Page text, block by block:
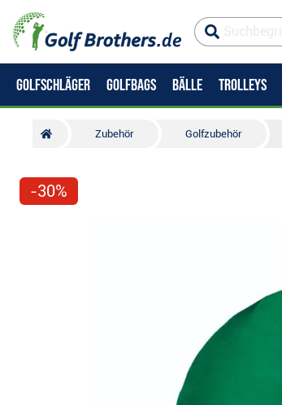
GOLFSCHLÄGER GOLFBAGS BÄLLE TROLLEYS
Zubehör Golfzubehör
-30%